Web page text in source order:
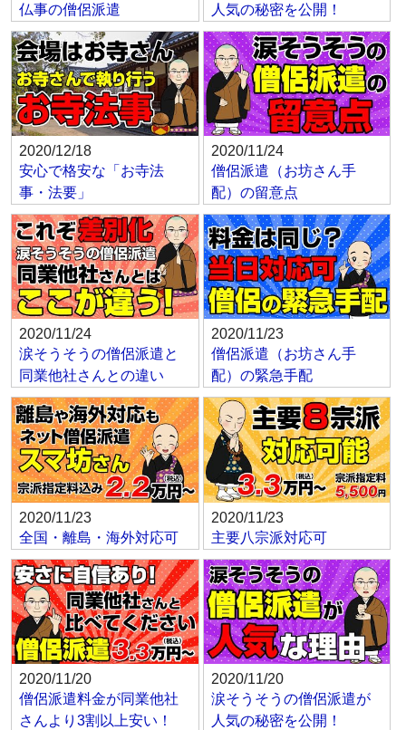
仏事の僧侶派遣
人気の秘密を公開！
2020/12/18
安心で格安な「お寺法
事・法要」
2020/11/24
僧侶派遣（お坊さん手
配）の留意点
2020/11/24
涙そうそうの僧侶派遣と
同業他社さんとの違い
2020/11/23
僧侶派遣（お坊さん手
配）の緊急手配
2020/11/23
全国・離島・海外対応可
2020/11/23
主要八宗派対応可
2020/11/20
僧侶派遣料金が同業他社
さんより3割以上安い！
2020/11/20
涙そうそうの僧侶派遣が
人気の秘密を公開！